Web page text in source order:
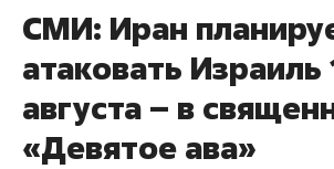
СМИ: Иран
атаковать Израиль
августа – в
«Девятое ава»